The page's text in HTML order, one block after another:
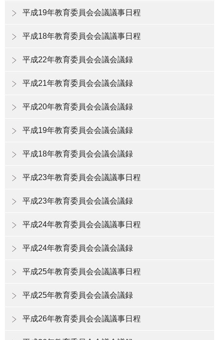
平成19年教育委員会会議議事日程
平成18年教育委員会会議議事日程
平成22年教育委員会会議会議録
平成21年教育委員会会議会議録
平成20年教育委員会会議会議録
平成19年教育委員会会議会議録
平成18年教育委員会会議会議録
平成23年教育委員会会議議事日程
平成23年教育委員会会議会議録
平成24年教育委員会会議議事日程
平成24年教育委員会会議会議録
平成25年教育委員会会議議事日程
平成25年教育委員会会議会議録
平成26年教育委員会会議議事日程